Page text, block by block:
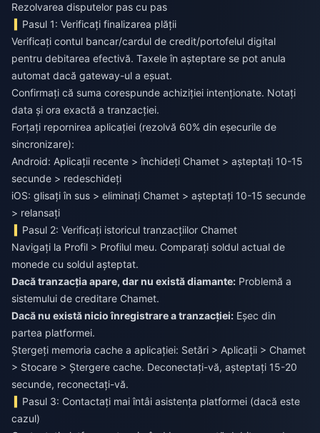
Rezolvarea disputelor pas cu pas
Pasul 1: Verificați finalizarea plății
Verificați contul bancar/cardul de credit/portofelul digital
pentru debitarea efectivă. Taxele în așteptare se pot anula
automat dacă gateway-ul a eșuat.
Confirmați că suma corespunde achiziției intenționate. Notați
data și ora exactă a tranzacției.
Forțați repornirea aplicației (rezolvă 60% din eșecurile de
sincronizare):
Android: Aplicații recente > închideți Chamet > așteptați 10-15
secunde > redeschideți
iOS: glisați în sus > eliminați Chamet > așteptați 10-15 secunde
> relansați
Pasul 2: Verificați istoricul tranzacțiilor Chamet
Navigați la Profil > Profilul meu. Comparați soldul actual de
monede cu soldul așteptat.
Dacă tranzacția apare, dar nu există diamante: Problemă a
sistemului de creditare Chamet.
Dacă nu există nicio înregistrare a tranzacției: Eșec din
partea platformei.
Ștergeți memoria cache a aplicației: Setări > Aplicații > Chamet
> Stocare > Ștergere cache. Deconectați-vă, așteptați 15-20
secunde, reconectați-vă.
Pasul 3: Contactați mai întâi asistența platformei (dacă este
cazul)